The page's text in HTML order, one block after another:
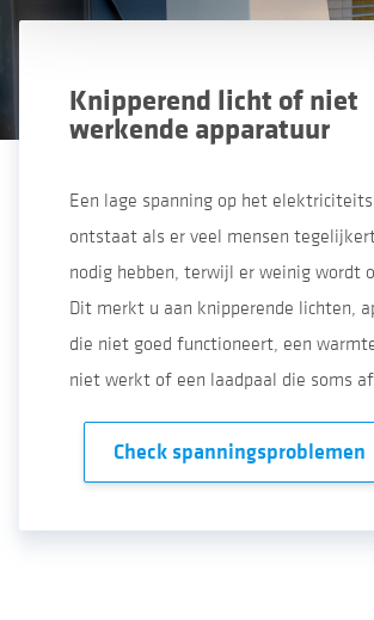
Knipperend licht of niet
werkende apparatuur
Een lage spanning op het
ontstaat als er veel mensen
nodig hebben, terwijl er weinig wordt
Dit merkt u aan knipperende lichten,
die niet goed functioneert, een
niet werkt of een laadpaal die soms
Check spanningsproblemen